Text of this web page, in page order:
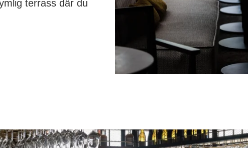
terrass där du